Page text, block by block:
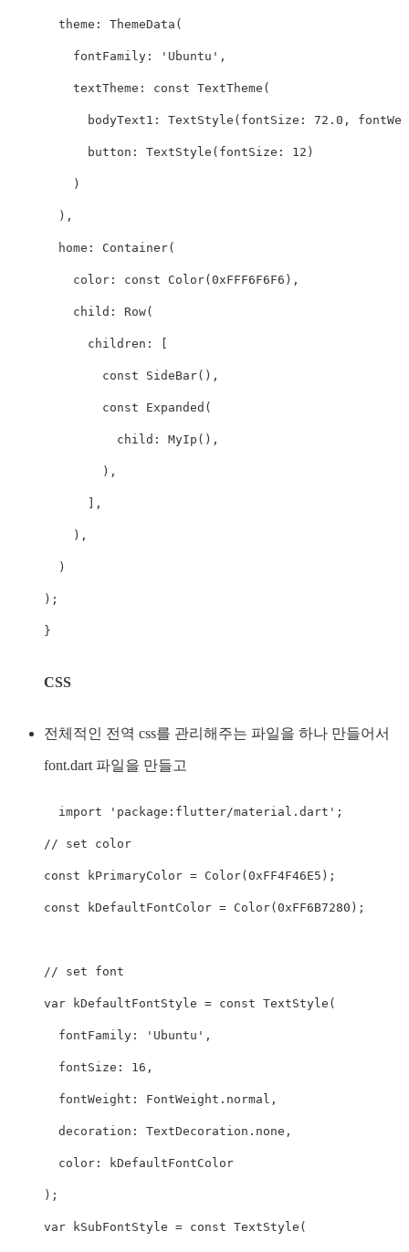
  theme: ThemeData(
    fontFamily: 'Ubuntu',
    textTheme: const TextTheme(
bodyText1: TextStyle(fontSize: 72.0,
      button: TextStyle(fontSize: 12)
    )
  ),
  home: Container(
    color: const Color(0xFFF6F6F6),
    child: Row(
      children: [
        const SideBar(),
        const Expanded(
          child: MyIp(),
        ),
      ],
    ),
  )
);
}
CSS
전체적인 전역 css를 관리해주는 파일을 하나 만들어서
font.dart 파일을 만들고
  import 'package:flutter/material.dart';
// set color
const kPrimaryColor = Color(0xFF4F46E5);
const kDefaultFontColor = Color(0xFF6B7280);
// set font
var kDefaultFontStyle = const TextStyle(
  fontFamily: 'Ubuntu',
  fontSize: 16,
  fontWeight: FontWeight.normal,
  decoration: TextDecoration.none,
  color: kDefaultFontColor
);
var kSubFontStyle = const TextStyle(